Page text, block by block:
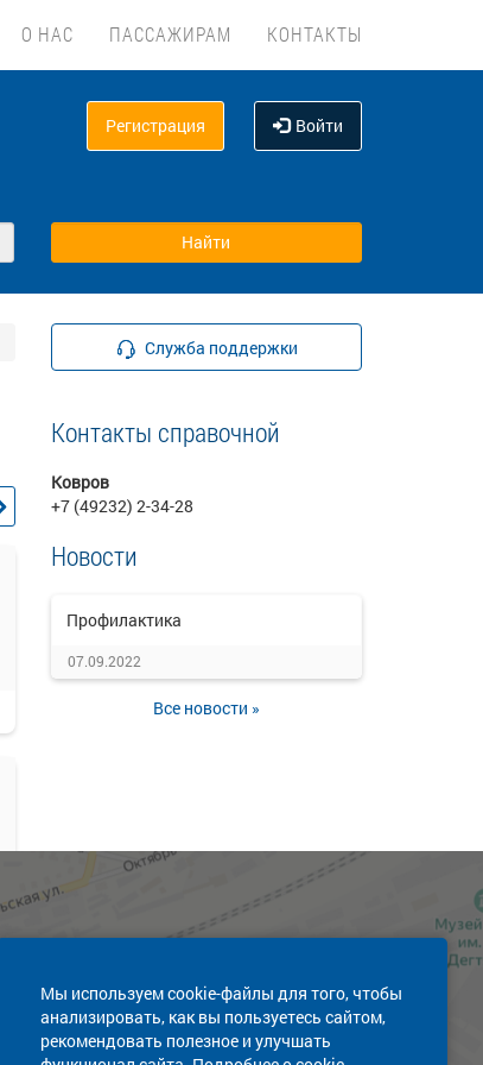
О НАС ПАССАЖИРАМ КОНТАКТЫ
Регистрация Войти
Служба поддержки
Контакты справочной
Ковров
+7 (49232) 2-34-28
Новости
Профилактика
07.09.2022
Все новости »
Мы используем cookie-файлы для того, чтобы
анализировать, как вы пользуетесь сайтом,
рекомендовать полезное и улучшать